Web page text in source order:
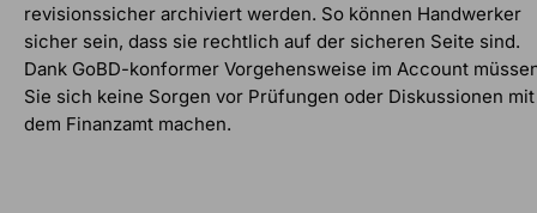
revisionssicher archiviert werden. So können Handwerker
sicher sein, dass sie rechtlich auf der sicheren Seite sind.
Dank GoBD-konformer Vorgehensweise im Account
Sie sich keine Sorgen vor Prüfungen oder Diskussionen mit
dem Finanzamt machen.